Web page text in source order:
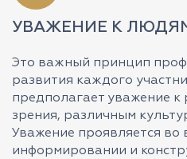
УВАЖЕНИЕ К
Это важный принцип
развития каждого
предполагает уважение к
зрения, различным
Уважение проявляется во
информировании и